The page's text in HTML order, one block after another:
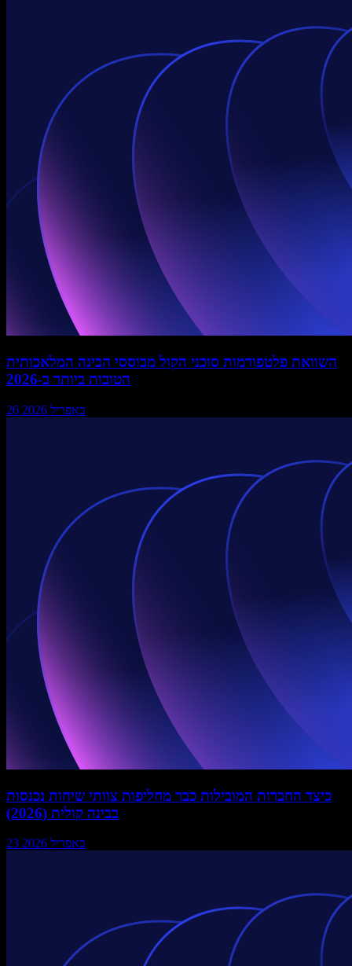
השוואת פלטפורמות סוכני הקול מבוססי הבינה המלאכותית
הטובות ביותר ב-2026
26 באפריל 2026
כיצד החברות המובילות כבר מחליפות צוותי שיחות נכנסות
בבינה קולית (2026)
23 באפריל 2026